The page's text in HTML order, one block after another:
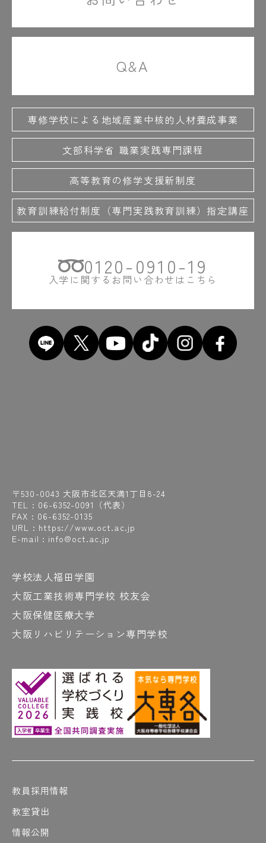
〒530-0043 大阪市北区天満1丁目8-24
TEL : 06-6352-0091 （代表）
FAX : 06-6352-0135
URL : https://www.oct.ac.jp
E-mail : info@oct.ac.jp
0120-0910-19
入学に関するお問い合わせはこちら
学校法人福田学園
大阪工業技術専門学校 校友会
大阪保健医療大学
大阪リハビリテーション専門学校
Q&A
専修学校による地域産業中核的人材養成事業
文部科学省 職業実践専門課程
高等教育の修学支援新制度
教育訓練給付制度（専門実践教育訓練）指定講座
教員採用情報
教室貸出
情報公開